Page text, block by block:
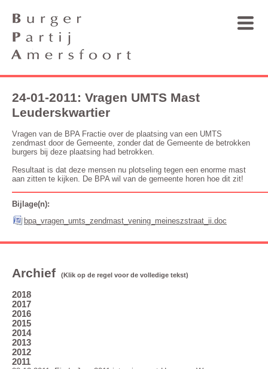
24-01-2011: Vragen UMTS Mast
Leuderskwartier
Vragen van de BPA Fractie over de plaatsing van een UMTS
zendmast door de Gemeente, zonder dat de Gemeente de betrokken
burgers bij deze plaatsing had betrokken.
Resultaat is dat deze mensen nu plotseling tegen een enorme mast
aan zitten te kijken. De BPA wil van de gemeente horen hoe dit zit!
Bijlage(n):
bpa_vragen_umts_zendmast_vening_meineszstraat_ii.doc
Archief (Klik op de regel voor de volledige tekst)
2018
2017
2016
2015
2014
2013
2012
2011